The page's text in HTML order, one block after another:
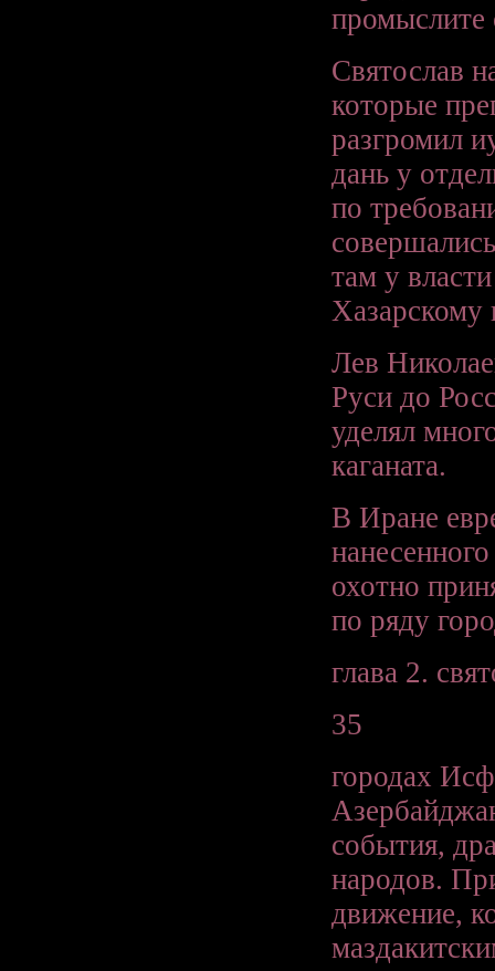
Святослав
которые
разгромил
дань у
по
там у
Хазарскому
Лев
Руси до
уделял
каганата.
В Иране
охотно
по ряду
глава 2.
35
городах
события,
народов.
движение,